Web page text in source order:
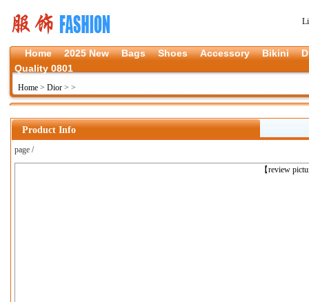
Home 2025 New Bags Shoes Accessory Bikini
Quality 0801
Home > Dior > >
Product Info
page /
【review
上一张